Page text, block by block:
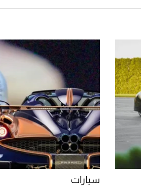
سيارات